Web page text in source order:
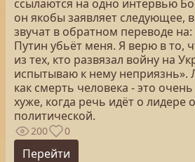
ссылаются на одно интервью
он якобы заявляет следующее,
звучат в обратном переводе
Путин убьёт меня. Я верю в то,
из тех, кто развязал войну на
испытываю к нему неприязнь».
как смерть человека - это
хуже, когда речь идёт о лидере
политической.
200 0
Перейти